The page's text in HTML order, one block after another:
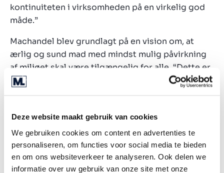
Deze website maakt gebruik van cookies
We gebruiken cookies om content en advertenties te
personaliseren, om functies voor social media te bieden
en om ons websiteverkeer te analyseren. Ook delen we
informatie over uw gebruik van onze site met onze
kontinuiteten i virksomheden på en virkelig god
måde.”
Machandel blev grundlagt på en vision om, at
ærlig og sund mad med mindst mulig påvirkning
af miljøet skal være tilgængelig for alle. “Dette er
stadig udgangspunktet, og de økologiske og
Konkrete planer for udvidelse af kapaciteten og
produktsortimentet er allerede på plads.
Virksomheden fastholder en markant position på
markedet med biodynamiske produkter.”